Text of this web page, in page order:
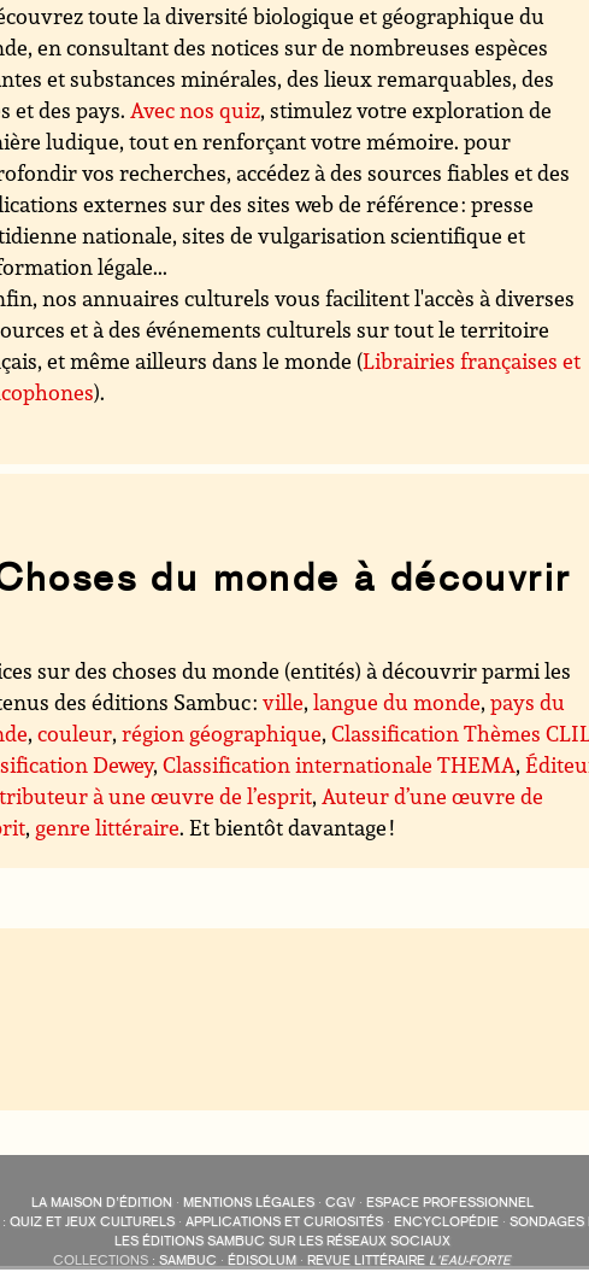
toute la diversité biologique et géographique du
en consultant des notices sur de nombreuses espèces
et substances minérales, des lieux remarquables, des
et des pays.Avec nos quiz, stimulez votre exploration de
ludique, tout en renforçant votre mémoire. pour
vos recherches, accédez à des sources fiables et des
externes sur des sites web de référence : presse
nationale, sites de vulgarisation scientifique et
légale...
nos annuaires culturels vous facilitent l'accès à diverses
et à des événements culturels sur tout le territoire
et même ailleurs dans le monde (Librairies françaises et
).
du monde à découvrir
sur des choses du monde (entités) à découvrir parmi les
des éditions Sambuc :ville,langue du monde,pays du
,couleur,région géographique,Classification Thèmes
Dewey,Classification internationale THEMA,
à une œuvre de l’esprit, Auteur d’une œuvre de
, genre littéraire. Et bientôt davantage !
LA MAISON D’ÉDITION · MENTIONS LÉGALES· CGV· ESPACE PROFESSIONNEL
QUIZ ET JEUX CULTURELS · APPLICATIONS ET CURIOSITÉS · ENCYCLOPÉDIE · SONDAGES
LES ÉDITIONS SAMBUC SUR LES RÉSEAUX SOCIAUX
COLLECTIONS : SAMBUC · ÉDISOLUM · REVUE LITTÉRAIRE L’EAU-FORTE